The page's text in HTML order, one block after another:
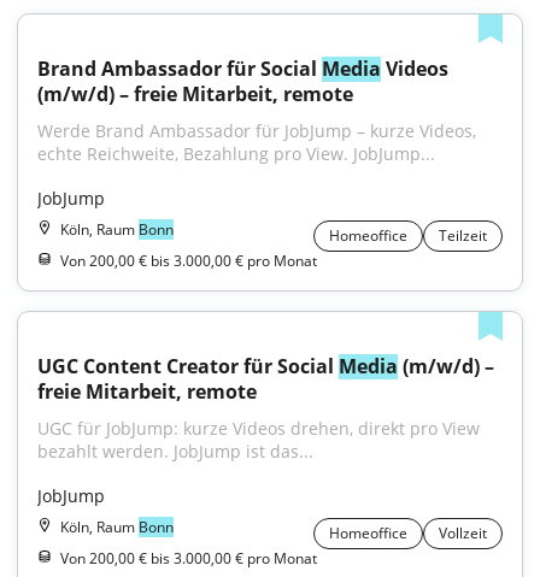
Brand Ambassador für Social Media Videos
(m/w/d) – freie Mitarbeit, remote
Werde Brand Ambassador für JobJump – kurze Videos,
echte Reichweite, Bezahlung pro View. JobJump...
JobJump
Köln, Raum Bonn Homeoffice
Teilzeit
Von 200,00 € bis 3.000,00 € pro Monat
UGC Content Creator für Social Media (m/w/d) –
freie Mitarbeit, remote
UGC für JobJump: kurze Videos drehen, direkt pro View
bezahlt werden. JobJump ist das...
JobJump
Köln, Raum Bonn Homeoffice
Vollzeit
Von 200,00 € bis 3.000,00 € pro Monat